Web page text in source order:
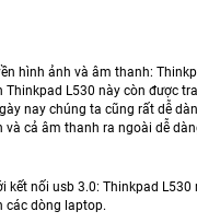
hình ảnh và âm thanh:
Thinkpad L530 này còn được
nay chúng ta cũng rất dễ
cả âm thanh ra ngoài dễ
kết nối usb 3.0: Thinkpad
các dòng laptop.